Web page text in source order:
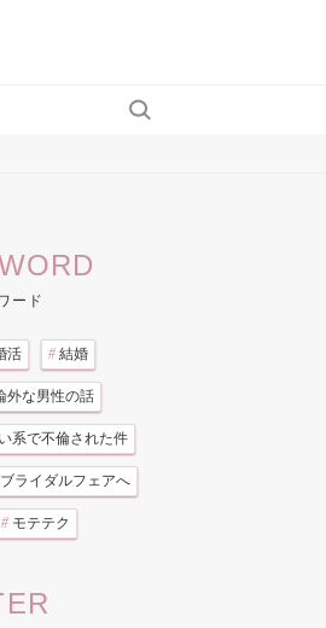
ード
活 # 結婚
外な男性の話
系で不倫された件
ライダルフェアへ
# モテテク